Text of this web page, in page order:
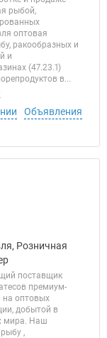
рыбой,
оптовая
ракообразных и
и
(47.23.1)
в...
Объявления
Розничная
поставщик
премиум-
на оптовых
добытой в
мира. Наш
,